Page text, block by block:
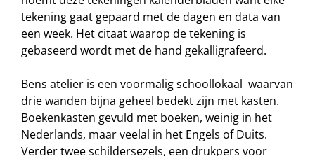
tekening gaat gepaard met de dagen en data van
een week. Het citaat waarop de tekening is
gebaseerd wordt met de hand gekalligrafeerd.
Bens atelier is een voormalig schoollokaal waarvan
drie wanden bijna geheel bedekt zijn met kasten.
Boekenkasten gevuld met boeken, weinig in het
Nederlands, maar veelal in het Engels of Duits.
Verder twee schildersezels, een drukpers voor